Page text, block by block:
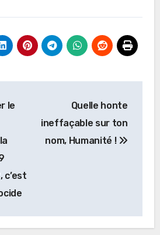
le
c’est
Quelle honte
ineffaçable sur ton
nom, Humanité !